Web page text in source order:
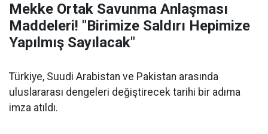
Mekke Ortak Savunma Anlaşması
Maddeleri! "Birimize Saldırı Hepimize
Yapılmış Sayılacak"
Türkiye, Suudi Arabistan ve Pakistan arasında
uluslararası dengeleri değiştirecek tarihi bir adıma
imza atıldı.